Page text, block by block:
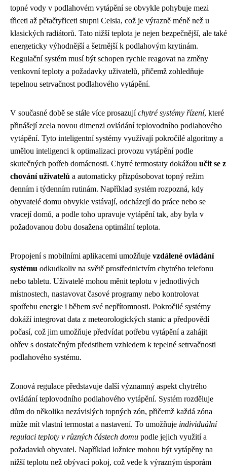
topné vody v podlahovém vytápění se obvykle pohybuje mezi
třiceti až pětačtyřiceti stupni Celsia, což je výrazně méně než u
klasických radiátorů. Tato nižší teplota je nejen bezpečnější, ale také
energeticky výhodnější a šetrnější k podlahovým krytinám.
Regulační systém musí být schopen rychle reagovat na změny
venkovní teploty a požadavky uživatelů, přičemž zohledňuje
tepelnou setrvačnost podlahového vytápění.
V současné době se stále více prosazujíchytré systémy řízení, které
přinášejí zcela novou dimenzi ovládání teplovodního podlahového
vytápění. Tyto inteligentní systémy využívají pokročilé algoritmy a
umělou inteligenci k optimalizaci provozu vytápění podle
skutečných potřeb domácnosti. Chytré termostaty dokážou učit se z
chování uživatelů a automaticky přizpůsobovat topný režim
denním i týdenním rutinám. Například systém rozpozná, kdy
obyvatelé domu obvykle vstávají, odcházejí do práce nebo se
vracejí domů, a podle toho upravuje vytápění tak, aby byla v
požadovanou dobu dosažena optimální teplota.
Propojení s mobilními aplikacemi umožňuje vzdálené ovládání
systému odkudkoliv na světě prostřednictvím chytrého telefonu
nebo tabletu. Uživatelé mohou měnit teplotu v jednotlivých
místnostech, nastavovat časové programy nebo kontrolovat
spotřebu energie i během své nepřítomnosti. Pokročilé systémy
dokáží integrovat data z meteorologických stanic a předpovědí
počasí, což jim umožňuje předvídat potřebu vytápění a zahájit
ohřev s dostatečným předstihem vzhledem k tepelné setrvačnosti
podlahového systému.
Zonová regulace představuje další významný aspekt chytrého
ovládání teplovodního podlahového vytápění. Systém rozděluje
dům do několika nezávislých topných zón, přičemž každá zóna
může mít vlastní termostat a nastavení. To umožňuje individuální
regulaci teploty v různých částech domu podle jejich využití a
požadavků obyvatel. Například ložnice mohou být vytápěny na
nižší teplotu než obývací pokoj, což vede k výrazným úsporám